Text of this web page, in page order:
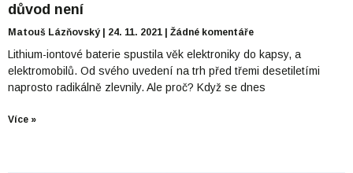
důvod není
Matouš Lázňovský 24. 11. 2021 Žádné komentáře
Lithium-iontové baterie spustila věk elektroniky do kapsy, a
elektromobilů. Od svého uvedení na trh před třemi desetiletími
naprosto radikálně zlevnily. Ale proč? Když se dnes
Více »